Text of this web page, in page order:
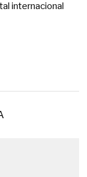
internacional